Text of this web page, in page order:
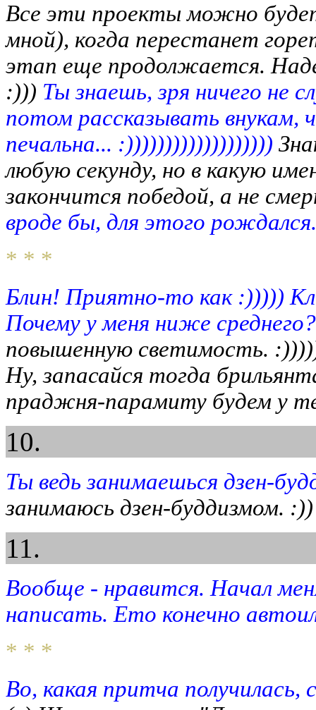
Все эти проекты можно
мной), когда перестанет
этап еще продолжается.
:))) Ты знаешь, зря ничего не
потом рассказывать внукам,
печальна... :)))))))))))))))))))
любую секунду, но в какую
закончится победой, а не
вроде бы, для этого
* * *
Блин! Приятно-то как :)))))
Почему у меня ниже
повышенную светимость.
Ну, запасайся тогда
праджня-парамиту будем у
10.
Ты ведь занимаешься дзен-
занимаюсь дзен-буддизмом.
11.
Вообще - нравится. Начал
написать. Ето конечно
* * *
Во, какая притча